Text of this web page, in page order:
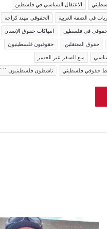
الاعتقال السياسي في فلسطين
في الضفة الغربية
الحقوقي مهند كراجة
في فلسطين
انتهاكات حقوق الإنسان
حقوق المعتقلين.
حقوقيون فلسطينيون
منع السفر عبر الجسر
حقوقي فلسطيني ناشطون فلسطينيون ```